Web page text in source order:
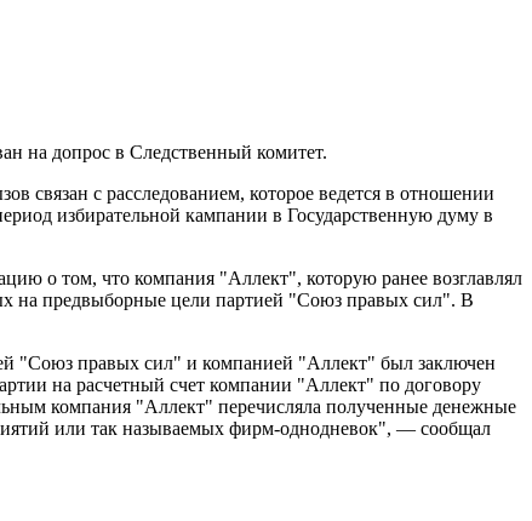
на допрос в Следственный комитет.
связан с расследованием, которое ведется в отношении
избирательной кампании в Государственную думу в
о том, что компания "Аллект", которую ранее возглавлял
на предвыборные цели партией "Союз правых сил". В
"Союз правых сил" и компанией "Аллект" был заключен
на расчетный счет компании "Аллект" по договору
компания "Аллект" перечисляла полученные денежные
или так называемых фирм-однодневок", — сообщал